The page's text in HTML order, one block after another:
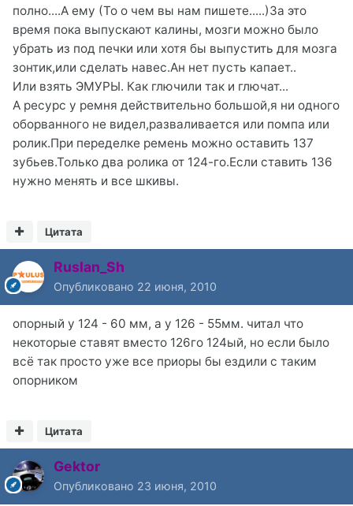
полно....А ему (То о чем вы нам пишете.....)За это
время пока выпускают калины, мозги можно было
убрать из под печки или хотя бы выпустить для мозга
зонтик,или сделать навес.Ан нет пусть капает..
Или взять ЭМУРЫ. Как глючили так и глючат...
А ресурс у ремня действительно большой,я ни одного
оборванного не видел,разваливается или помпа или
ролик.При переделке ремень можно оставить 137
зубьев.Только два ролика от 124-го.Если ставить 136
нужно менять и все шкивы.
Цитата
Ruslan_Sh
Опубликовано 22 июня, 2010
опорный у 124 - 60 мм, а у 126 - 55мм. читал что
некоторые ставят вместо 126го 124ый, но если было
всё так просто уже все приоры бы ездили с таким
опорником
Цитата
Gektor
Опубликовано 23 июня, 2010